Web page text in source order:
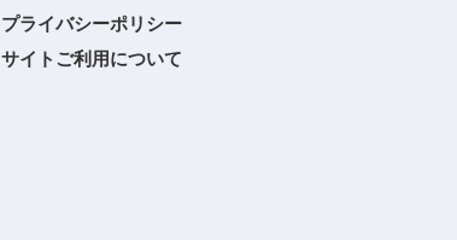
プライバシーポリシー
サイトご利用について